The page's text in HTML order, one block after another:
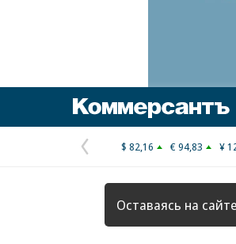
Предыдущая
страница
$ 82,16 € 94,83 ¥
Оставаясь на